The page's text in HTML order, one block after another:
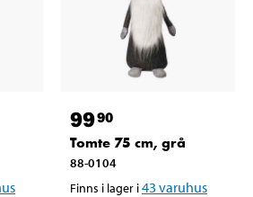
9990
Tomte 75 cm, grå
88-0104
Finns i lager i43 varuhus